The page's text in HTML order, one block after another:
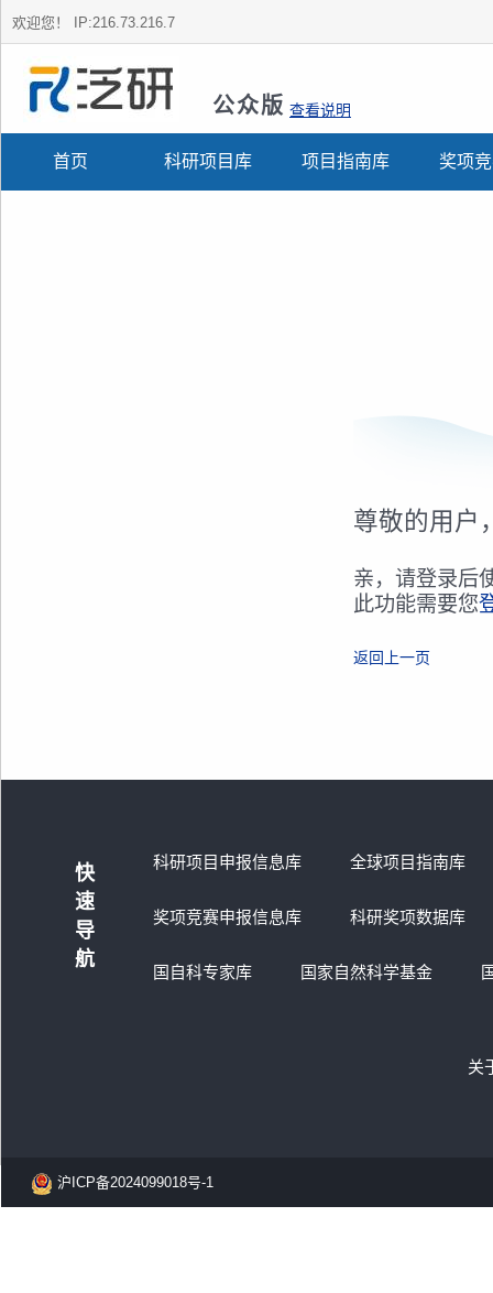
欢迎您！ IP:216.73.216.7
公众版 查看说明
首页 科研项目库 项目指南库 奖项
尊敬的用户
亲，请登录后
此功能需要您
返回上一页
快
速
导
航
科研项目申报信息库 全球项目指南库
奖项竞赛申报信息库 科研奖项数据库
国自科专家库 国家自然科学基金
关
沪ICP备2024099018号-1